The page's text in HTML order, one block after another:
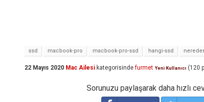
ssd macbook-pro macbook-pro-ssd hangi-ssd
22 Mayıs 2020 Mac Ailesi kategorisinde furmet Yeni Kullanıcı (120
Sorunuzu paylaşarak daha hızlı